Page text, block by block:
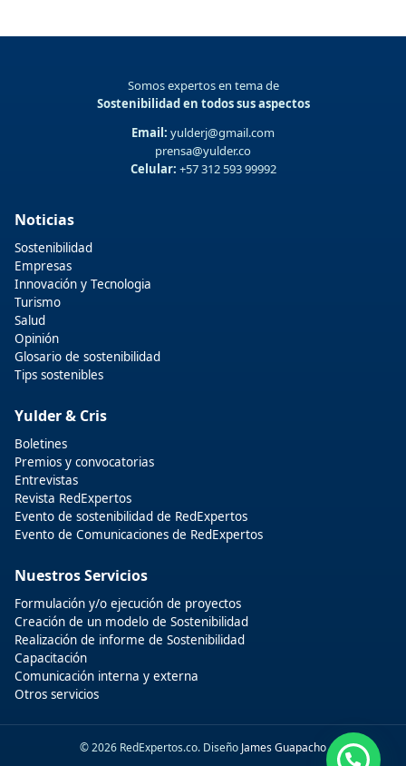
Somos expertos en tema de
Sostenibilidad en todos sus aspectos
Email: yulderj@gmail.com
prensa@yulder.co
Celular: +57 312 593 99992
Noticias
Sostenibilidad
Empresas
Innovación y Tecnologia
Turismo
Salud
Opinión
Glosario de sostenibilidad
Tips sostenibles
Yulder & Cris
Boletines
Premios y convocatorias
Entrevistas
Revista RedExpertos
Evento de sostenibilidad de RedExpertos
Evento de Comunicaciones de RedExpertos
Nuestros Servicios
Formulación y/o ejecución de proyectos
Creación de un modelo de Sostenibilidad
Realización de informe de Sostenibilidad
Capacitación
Comunicación interna y externa
Otros servicios
© 2026 RedExpertos.co. Diseño James Guapacho